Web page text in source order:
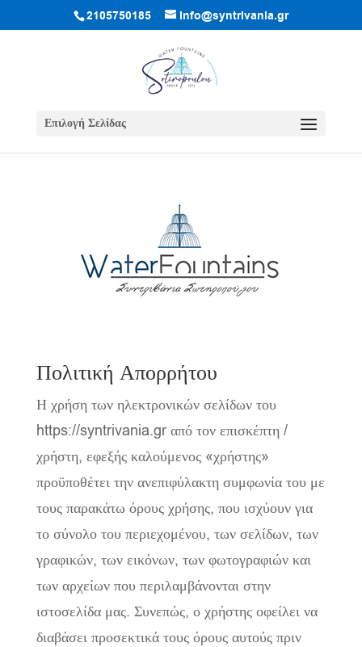
2105750185 info@syntrivania.gr
Επιλογή Σελίδας
Πολιτική Απορρήτου
Η χρήση των ηλεκτρονικών σελίδων του
https://syntrivania.gr από τον επισκέπτη /
χρήστη, εφεξής καλούμενος «χρήστης»
προϋποθέτει την ανεπιφύλακτη συμφωνία του με
τους παρακάτω όρους χρήσης, που ισχύουν για
το σύνολο του περιεχομένου, των σελίδων, των
γραφικών, των εικόνων, των φωτογραφιών και
των αρχείων που περιλαμβάνονται στην
ιστοσελίδα μας. Συνεπώς, ο χρήστης οφείλει να
διαβάσει προσεκτικά τους όρους αυτούς πριν